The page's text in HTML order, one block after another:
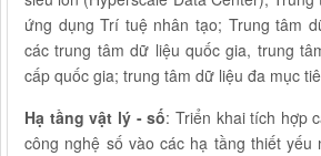
ứng dụng Trí tuệ nhân tạo; Trung tâm
các trung tâm dữ liệu quốc gia, trung
cấp quốc gia; trung tâm dữ liệu đa mục
Hạ tầng vật lý - số: Triển khai tích hợp
công nghệ số vào các hạ tầng thiết yếu